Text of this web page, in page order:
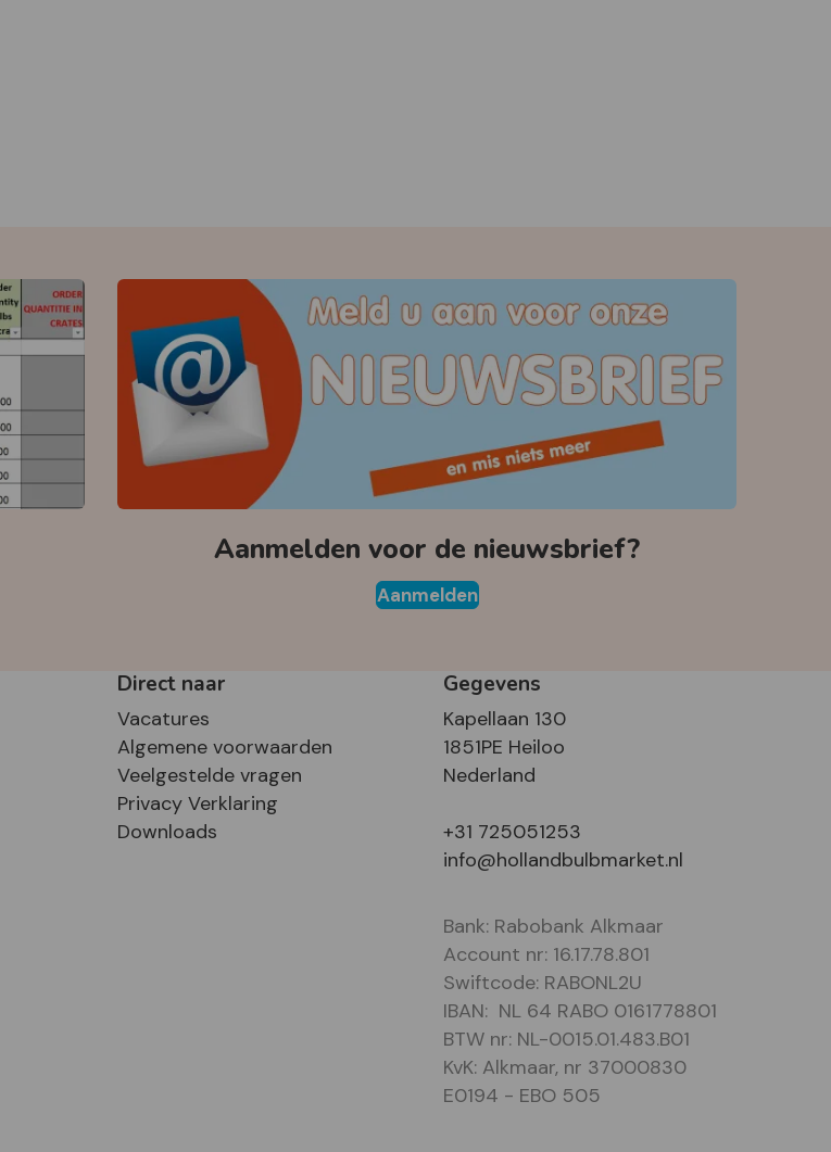
Aanmelden voor de nieuwsbrief?
Aanmelden
Direct naar
Vacatures
Algemene voorwaarden
Veelgestelde vragen
Privacy Verklaring
Downloads
Gegevens
Kapellaan 130
1851PE Heiloo
Nederland
+31 725051253
info@hollandbulbmarket.nl
Bank: Rabobank Alkmaar
Account nr: 16.17.78.801
Swiftcode: RABONL2U
IBAN: NL 64 RABO 0161778801
BTW nr: NL-0015.01.483.B01
KvK: Alkmaar, nr 37000830
E0194 - EBO 505